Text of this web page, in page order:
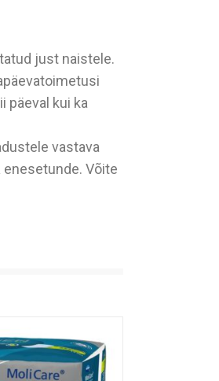
just naistele.
päeval kui ka
vastava
Võite